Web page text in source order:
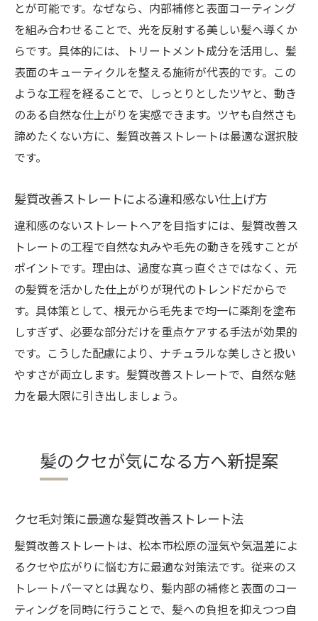
とが可能です。なぜなら、内部補修と表面コーティング
を組み合わせることで、光を反射する美しい髪へ導くか
らです。具体的には、トリートメント成分を活用し、髪
表面のキューティクルを整える施術が代表的です。この
ような工程を経ることで、しっとりとしたツヤと、動き
のある自然な仕上がりを実感できます。ツヤも自然さも
諦めたくない方に、髪質改善ストレートは最適な選択肢
です。
髪質改善ストレートによる違和感ない仕上げ方
違和感のないストレートヘアを目指すには、髪質改善ス
トレートの工程で自然な丸みや毛先の動きを残すことが
ポイントです。理由は、過度な真っ直ぐさではなく、元
の髪質を活かした仕上がりが現代のトレンドだからで
す。具体策として、根元から毛先まで均一に薬剤を塗布
しすぎず、必要な部分だけを重点ケアする手法が効果的
です。こうした配慮により、ナチュラルな美しさと扱い
やすさが両立します。髪質改善ストレートで、自然な魅
力を最大限に引き出しましょう。
髪のクセが気になる方へ新提案
クセ毛対策に最適な髪質改善ストレート法
髪質改善ストレートは、松本市松原の湿気や気温差によ
るクセや広がりに悩む方に最適な対策法です。従来のス
トレートパーマとは異なり、髪内部の補修と表面のコー
ティングを同時に行うことで、髪への負担を抑えつつ自